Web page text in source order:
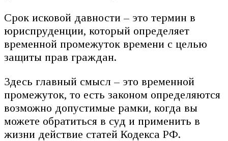
Срок исковой давности – это термин в
юриспруденции, который определяет
временной промежуток времени с целью
защиты прав граждан.
Здесь главный смысл – это временной
промежуток, то есть законом определяются
возможно допустимые рамки, когда вы
можете обратиться в суд и применить в
жизни действие статей Кодекса РФ.